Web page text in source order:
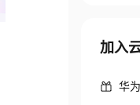
加入
华